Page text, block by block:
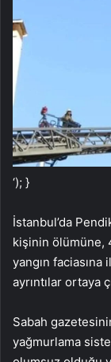
‘); }
İstanbul’da
kişinin ölümüne,
yangın
ayrıntılar ortaya
Sabah
yağmurlama